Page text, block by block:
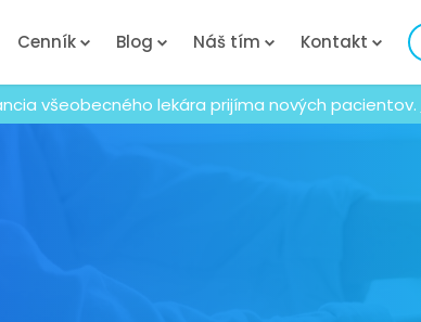
Cenník Blog Náš tím Kontakt
všeobecného lekára prijíma nových pacientov.